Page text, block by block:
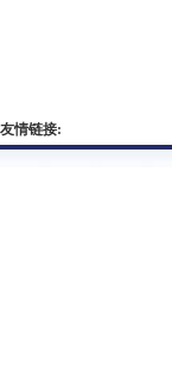
友情链接: